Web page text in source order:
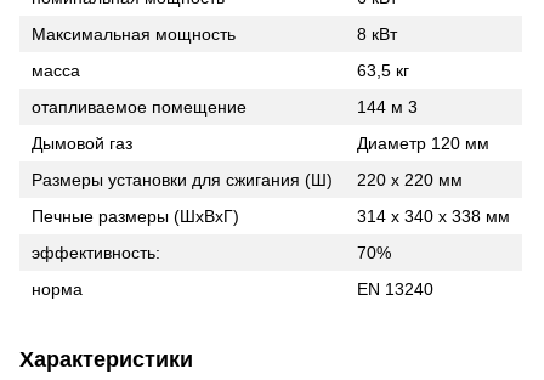
Максимальная мощность
8 кВт
масса
63,5 кг
отапливаемое помещение
144 м 3
Дымовой газ
Диаметр 120 мм
Размеры установки для сжигания (Ш)
220 х 220 мм
Печные размеры (ШxВxГ)
314 х 340 х 338 мм
эффективность:
70%
норма
EN 13240
Характеристики